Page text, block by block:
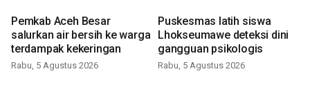
Pemkab Aceh Besar
salurkan air bersih ke warga
terdampak kekeringan
Rabu, 5 Agustus 2026
Puskesmas latih siswa
Lhokseumawe deteksi dini
gangguan psikologis
Rabu, 5 Agustus 2026